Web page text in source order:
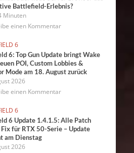
Battlefield-Erlebnis?
Minuten
einen Kommentar
6
6: Top Gun Update bringt Wake
POI, Custom Lobbies &
Mode am 18. August zurück
2026
einen Kommentar
6
6 Update 1.4.1.5: Alle Patch
Fix für RTX 50-Serie – Update
am Dienstag
2026